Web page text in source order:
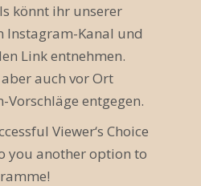
könnt ihr unserer
Instagram-Kanal und
Link entnehmen.
auch vor Ort
Vorschläge entgegen.
Viewer‘s Choice
you another option to